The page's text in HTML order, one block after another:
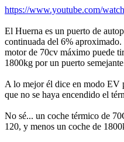
https://www.youtube.com/
El Huerna es un puerto de
continuada del 6%
motor de 70cv máximo puede
1800kg por un puerto
A lo mejor él dice en modo EV
que no se haya encendido el
No sé... un coche térmico de
120, y menos un coche de